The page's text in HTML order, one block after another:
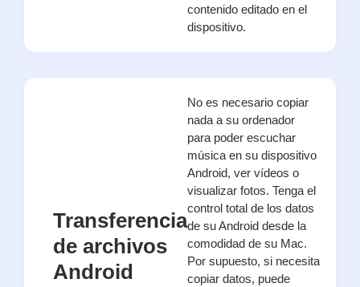
contenido editado en el
dispositivo.
Transferencia
de archivos
Android
No es necesario copiar
nada a su ordenador
para poder escuchar
música en su dispositivo
Android, ver vídeos o
visualizar fotos. Tenga el
control total de los datos
de su Android desde la
comodidad de su Mac.
Por supuesto, si necesita
copiar datos, puede